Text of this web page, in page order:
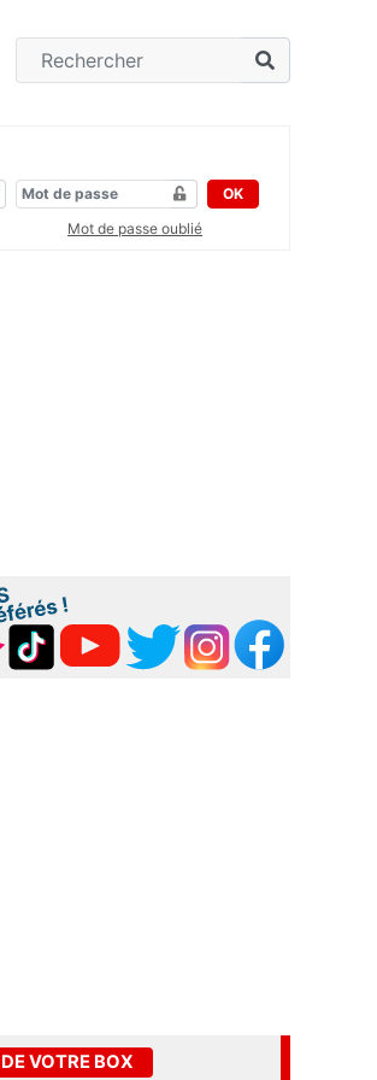
OK
Mot de passe oublié
VOTRE BOX